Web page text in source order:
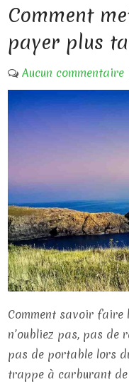
Comment
payer plus
Aucun commentaire
Comment savoir faire
n’oubliez pas, pas de
pas de portable lors
trappe à carburant